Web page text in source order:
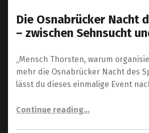
Die Osnabrücker Nacht
– zwischen Sehnsucht
„Mensch Thorsten, warum
mehr die Osnabrücker Nacht des
lässt du dieses einmalige Event
Continue reading“Die Osnabrücker Nacht des Sports – zwischen Sehnsucht und Realität”
…